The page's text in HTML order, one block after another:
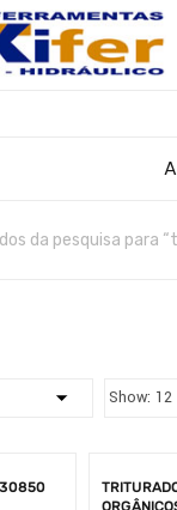
da pesquisa para
30850